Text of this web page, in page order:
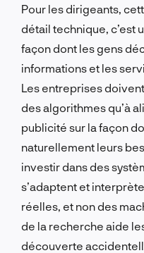
Pour les dirigeants,
détail technique, c’est
façon dont les gens
informations et les
Les entreprises
des algorithmes qu’à
publicité sur la façon
naturellement leurs
investir dans des
s’adaptent et
réelles, et non des
de la recherche aide
découverte